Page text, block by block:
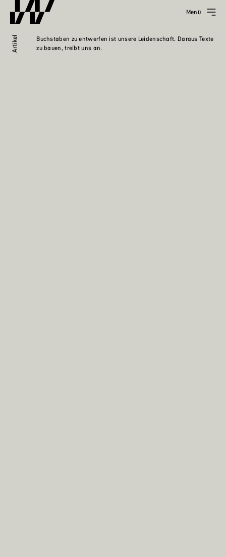
Menü
Artikel
Buchstaben zu entwerfen ist unsere Leidenschaft. Daraus Texte
zu bauen, treibt uns an.